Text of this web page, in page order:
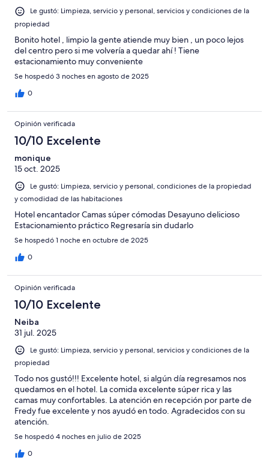
Le gustó: Limpieza, servicio y personal, servicios y condiciones de la
propiedad
Bonito hotel , limpio la gente atiende muy bien , un poco lejos
del centro pero si me volvería a quedar ahí ! Tiene
estacionamiento muy conveniente
Se hospedó 3 noches en agosto de 2025
0
Opinión verificada
10/10 Excelente
monique
15 oct. 2025
Le gustó: Limpieza, servicio y personal, condiciones de la propiedad
y comodidad de las habitaciones
Hotel encantador Camas súper cómodas Desayuno delicioso
Estacionamiento práctico Regresaría sin dudarlo
Se hospedó 1 noche en octubre de 2025
0
Opinión verificada
10/10 Excelente
Neiba
31 jul. 2025
Le gustó: Limpieza, servicio y personal, servicios y condiciones de la
propiedad
Todo nos gustó!!! Excelente hotel, si algún día regresamos nos
quedamos en el hotel. La comida excelente súper rica y las
camas muy confortables. La atención en recepción por parte de
Fredy fue excelente y nos ayudó en todo. Agradecidos con su
atención.
Se hospedó 4 noches en julio de 2025
0